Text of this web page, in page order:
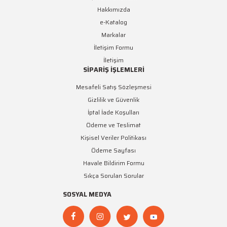
Hakkımızda
e-Katalog
Markalar
İletişim Formu
İletişim
SİPARİŞ İŞLEMLERİ
Mesafeli Satış Sözleşmesi
Gizlilik ve Güvenlik
İptal İade Koşulları
Ödeme ve Teslimat
Kişisel Veriler Politikası
Ödeme Sayfası
Havale Bildirim Formu
Sıkça Sorulan Sorular
SOSYAL MEDYA